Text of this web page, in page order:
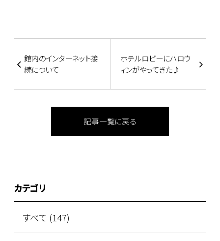
館内のインターネット接
続について
ホテルロビーにハロウ
ィンがやってきた♪
記事一覧に戻る
カテゴリ
すべて (147)